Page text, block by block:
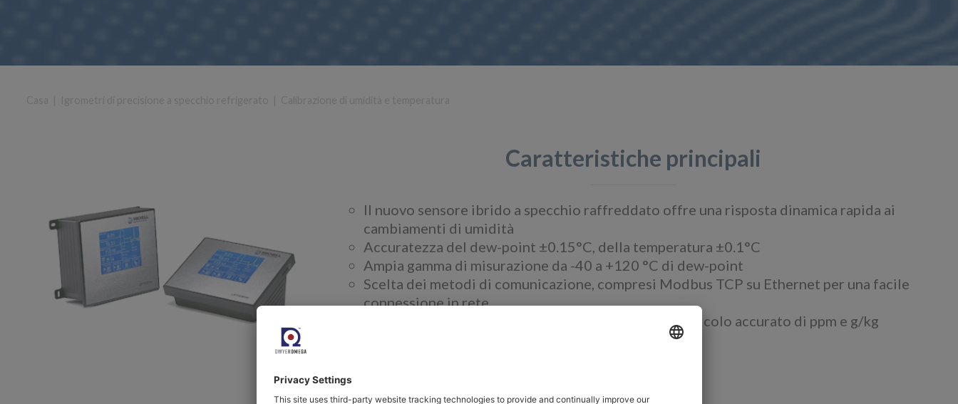
Caratteristiche principali
Il nuovo sensore ibrido a specchio raffreddato offre una risposta dinamica rapida ai
cambiamenti di umidità
Accuratezza del dew-point ±0.15°C, della temperatura ±0.1°C
Ampia gamma di misurazione da -40 a +120 °C di dew-point
Scelta dei metodi di comunicazione, compresi Modbus TCP su Ethernet per una facile
connessione in rete
Opzione: pressione frazionale trasmettitore per il calcolo accurato di ppm e g/kg